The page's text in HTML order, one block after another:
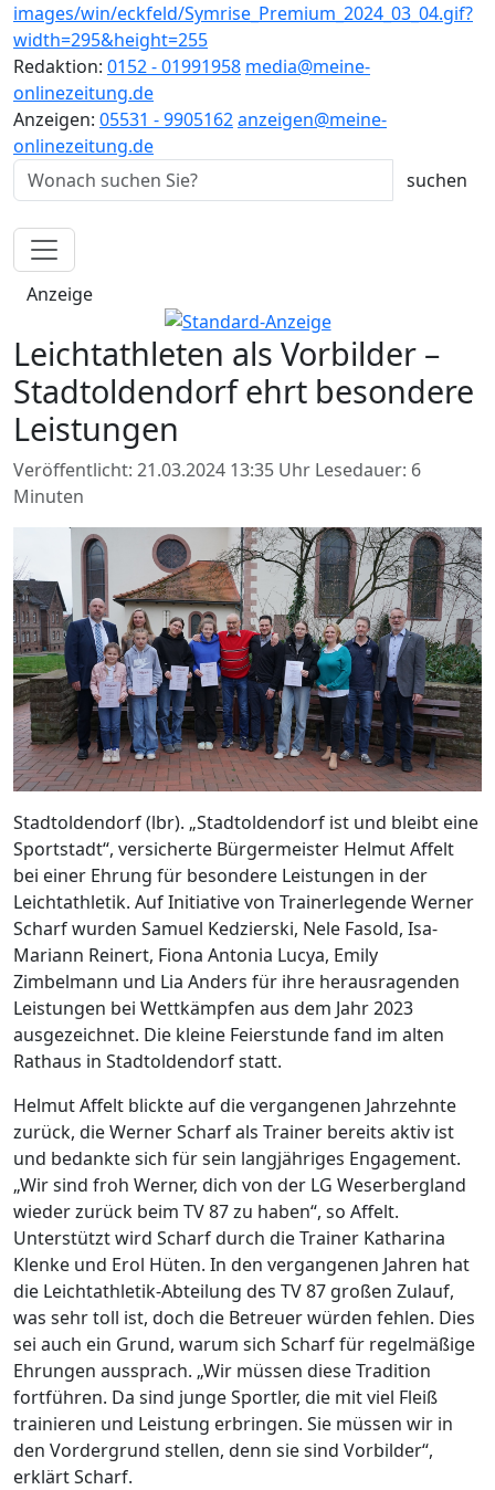
Redaktion: 0152 - 01991958 media@meine-
onlinezeitung.de
Anzeigen: 05531 - 9905162anzeigen@meine-
onlinezeitung.de
Anzeige
Leichtathleten als Vorbilder –
Stadtoldendorf ehrt besondere
Leistungen
Veröffentlicht: 21.03.2024 13:35 Uhr Lesedauer: 6
Minuten
Stadtoldendorf (lbr). „Stadtoldendorf ist und bleibt eine
Sportstadt“, versicherte Bürgermeister Helmut Affelt
bei einer Ehrung für besondere Leistungen in der
Leichtathletik. Auf Initiative von Trainerlegende Werner
Scharf wurden Samuel Kedzierski, Nele Fasold, Isa-
Mariann Reinert, Fiona Antonia Lucya, Emily
Zimbelmann und Lia Anders für ihre herausragenden
Leistungen bei Wettkämpfen aus dem Jahr 2023
ausgezeichnet. Die kleine Feierstunde fand im alten
Rathaus in Stadtoldendorf statt.
Helmut Affelt blickte auf die vergangenen Jahrzehnte
zurück, die Werner Scharf als Trainer bereits aktiv ist
und bedankte sich für sein langjähriges Engagement.
„Wir sind froh Werner, dich von der LG Weserbergland
wieder zurück beim TV 87 zu haben“, so Affelt.
Unterstützt wird Scharf durch die Trainer Katharina
Klenke und Erol Hüten. In den vergangenen Jahren hat
die Leichtathletik-Abteilung des TV 87 großen Zulauf,
was sehr toll ist, doch die Betreuer würden fehlen. Dies
sei auch ein Grund, warum sich Scharf für regelmäßige
Ehrungen aussprach. „Wir müssen diese Tradition
fortführen. Da sind junge Sportler, die mit viel Fleiß
trainieren und Leistung erbringen. Sie müssen wir in
den Vordergrund stellen, denn sie sind Vorbilder“,
erklärt Scharf.